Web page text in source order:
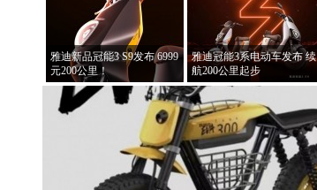
雅迪新品冠能3 S9发布 6999
元200公里！
雅迪冠能3系电动车发布 续
航200公里起步